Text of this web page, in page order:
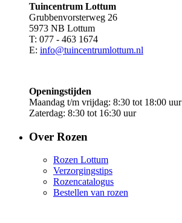
Tuincentrum Lottum
Grubbenvorsterweg 26
5973 NB Lottum
T: 077 - 463 1674
E: info@tuincentrumlottum.nl
Openingstijden
Maandag t/m vrijdag: 8:30 tot 18:00 uur
Zaterdag: 8:30 tot 16:30 uur
Over Rozen
Rozen Lottum
Verzorgingstips
Rozencatalogus
Bestellen van rozen